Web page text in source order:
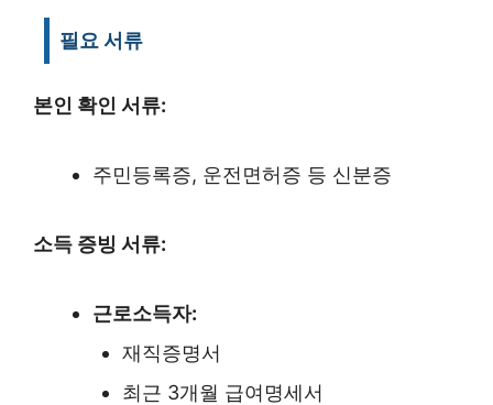
필요 서류
본인 확인 서류:
주민등록증, 운전면허증 등 신분증
소득 증빙 서류:
근로소득자:
재직증명서
최근 3개월 급여명세서